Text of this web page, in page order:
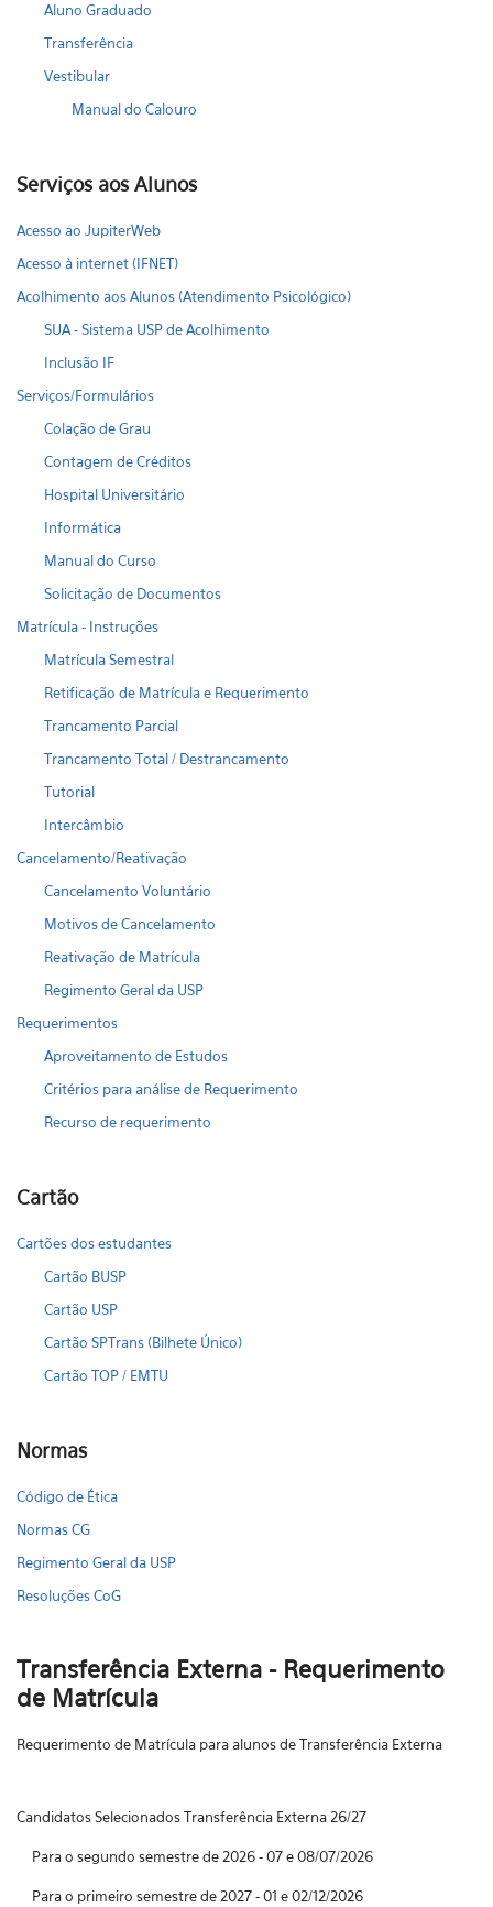
Aluno Graduado
Transferência
Vestibular
Manual do Calouro
Serviços aos Alunos
Acesso ao JupiterWeb
Acesso à internet (IFNET)
Acolhimento aos Alunos (Atendimento Psicológico)
SUA - Sistema USP de Acolhimento
Inclusão IF
Serviços/Formulários
Colação de Grau
Contagem de Créditos
Hospital Universitário
Informática
Manual do Curso
Solicitação de Documentos
Matrícula - Instruções
Matrícula Semestral
Retificação de Matrícula e Requerimento
Trancamento Parcial
Trancamento Total / Destrancamento
Tutorial
Intercâmbio
Cancelamento/Reativação
Cancelamento Voluntário
Motivos de Cancelamento
Reativação de Matrícula
Regimento Geral da USP
Requerimentos
Aproveitamento de Estudos
Critérios para análise de Requerimento
Recurso de requerimento
Cartão
Cartões dos estudantes
Cartão BUSP
Cartão USP
Cartão SPTrans (Bilhete Único)
Cartão TOP / EMTU
Normas
Código de Ética
Normas CG
Regimento Geral da USP
Resoluções CoG
Transferência Externa - Requerimento
de Matrícula
Requerimento de Matrícula para alunos de Transferência Externa
Candidatos Selecionados Transferência Externa 26/27
Para o segundo semestre de 2026 - 07 e 08/07/2026
Para o primeiro semestre de 2027 - 01 e 02/12/2026